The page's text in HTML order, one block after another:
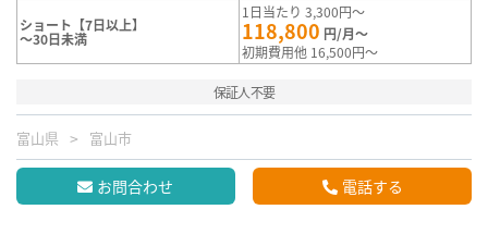
ショート【7日以上】
～30日未満
1日当たり 3,300円～
118,800 円/月～
初期費用他 16,500円～
保証人不要
富山県 富山市
お問合わせ 電話する